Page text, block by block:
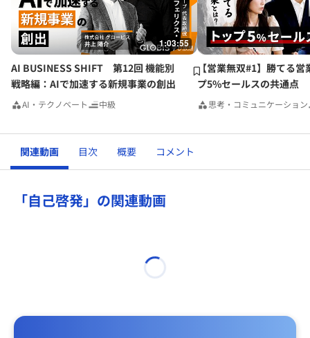
1:03:55
AI BUSINESS SHIFT 第12回 機能別
戦略編：AIで加速する新規事業の創出
AI・テクノベート 中級
【営業無双#1】勝てる営
プ5%セールスの共通点
思考・コミュニケーション
関連動画 目次 概要 コメント
「自己啓発」の関連動画